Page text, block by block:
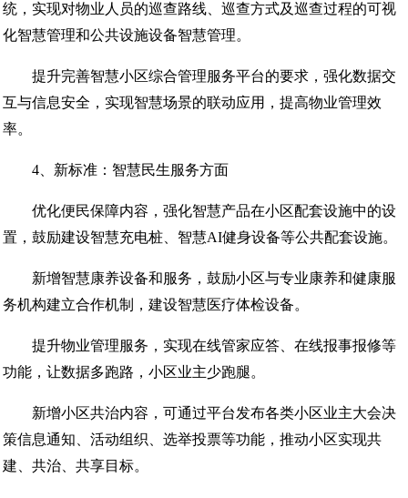
统，实现对物业人员的巡查路线、巡查方式及巡查过程的可视
化智慧管理和公共设施设备智慧管理。
提升完善智慧小区综合管理服务平台的要求，强化数据交
互与信息安全，实现智慧场景的联动应用，提高物业管理效
率。
4、新标准：智慧民生服务方面
优化便民保障内容，强化智慧产品在小区配套设施中的设
置，鼓励建设智慧充电桩、智慧AI健身设备等公共配套设施。
新增智慧康养设备和服务，鼓励小区与专业康养和健康服
务机构建立合作机制，建设智慧医疗体检设备。
提升物业管理服务，实现在线管家应答、在线报事报修等
功能，让数据多跑路，小区业主少跑腿。
新增小区共治内容，可通过平台发布各类小区业主大会决
策信息通知、活动组织、选举投票等功能，推动小区实现共
建、共治、共享目标。